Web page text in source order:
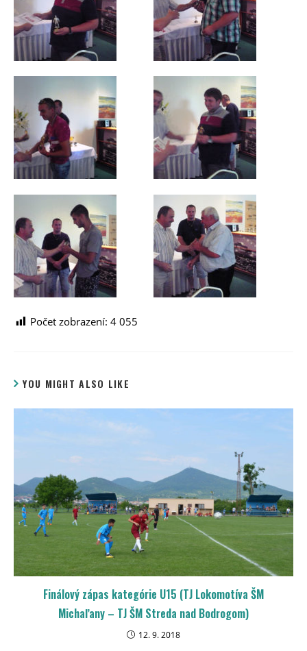
Počet zobrazení: 4 055
YOU MIGHT ALSO LIKE
Finálový zápas kategórie U15 (TJ Lokomotíva ŠM
Michaľany – TJ ŠM Streda nad Bodrogom)
12. 9. 2018